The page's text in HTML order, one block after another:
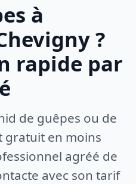
à
?
rapide par
de guêpes ou de
gratuit en moins
agréé de
avec son tarif